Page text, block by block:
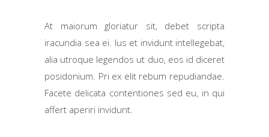
At maiorum gloriatur sit, debet scripta
iracundia sea ei. Ius et invidunt intellegebat,
alia utroque legendos ut duo, eos id diceret
posidonium. Pri ex elit rebum repudiandae.
Facete delicata contentiones sed eu, in qui
affert aperiri invidunt.